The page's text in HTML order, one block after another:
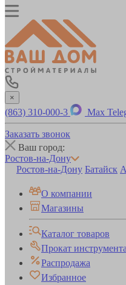
×
(863) 310-000-3 Max
Заказать звонок
Ваш город:
Ростов-на-Дону
Ростов-на-Дону Батайск
О компании
Магазины
Каталог товаров
Прокат инструмента
Распродажа
Избранное